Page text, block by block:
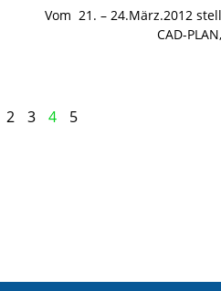
Vom 21. – 24.März.2012
CAD-
2 3 4 5